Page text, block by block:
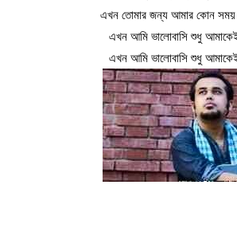
এখন তোমার জন্য আমার কোন সময়
এখন আমি ভালোবাসি শুধু
এখন আমি ভালোবাসি শুধু